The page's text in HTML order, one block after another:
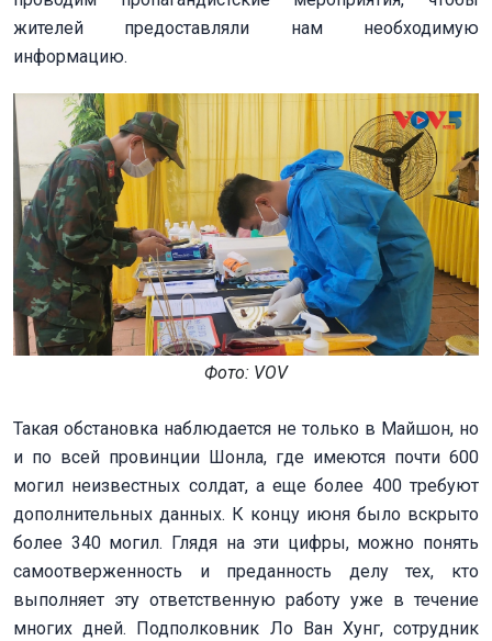
жителей предоставляли нам необходимую
информацию.
Фото: VOV
Такая обстановка наблюдается не только в Майшон, но
и по всей провинции Шонла, где имеются почти 600
могил неизвестных солдат, а еще более 400 требуют
дополнительных данных. К концу июня было вскрыто
более 340 могил. Глядя на эти цифры, можно понять
самоотверженность и преданность делу тех, кто
выполняет эту ответственную работу уже в течение
многих дней. Подполковник Ло ​​Ван Хунг, сотрудник